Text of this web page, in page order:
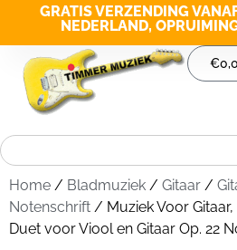
GRATIS VERZENDING
NEDERLAND,
€
Home / Bladmuziek / Gitaar /
Notenschrift / Muziek Voor
Duet voor Viool en Gitaar Op. 22